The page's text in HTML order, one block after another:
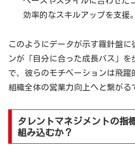
効率的なスキルアップを支援。
このようにデータが示す羅針盤に
ンが「自分に合った成長パス」を
で、彼らのモチベーションは飛躍
組織全体の営業力向上へと繋がる
タレントマネジメントの指
組み込むか？